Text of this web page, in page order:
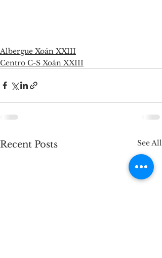
Albergue Xoán XXIII
Centro C-S Xoán XXIII
Recent Posts See All